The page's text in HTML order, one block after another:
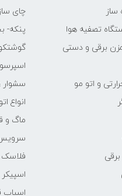
ساز
تصفیه هوا
برقی و دستی
و اتو مو
چای
پنکه-
سشوار
انواع
ماگ و
سرویس
فلاسک
اسپیکر
اسیاب